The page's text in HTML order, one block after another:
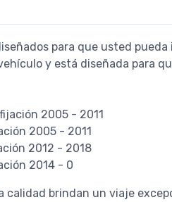
para que usted
y está diseñada para
2005 - 2011
2005 - 2011
2012 - 2018
2014 - 0
calidad brindan un viaje